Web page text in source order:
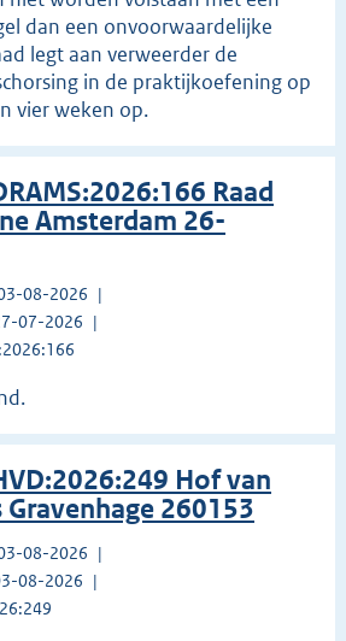
dan een onvoorwaardelijke
legt aan verweerder de
in de praktijkoefening op
vier weken op.
Raad
Amsterdam 26-
08-2026
07-2026
Hof van
Gravenhage 260153
08-2026
08-2026